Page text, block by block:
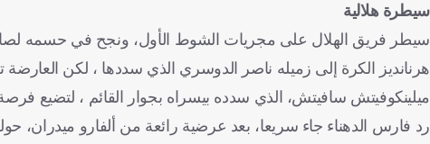
سيطرة هلالية
سيطر فريق الهلال على مجريات الشوط الأول، ونجح في حسمه
هرنانديز الكرة إلى زميله ناصر الدوسري الذي سددها ، لكن
ميلينكوفيتش سافيتش، الذي سدده بيسراه بجوار القائم ، لتضيع
رد فارس الدهناء جاء سريعا، بعد عرضية رائعة من ألفارو ميدران،